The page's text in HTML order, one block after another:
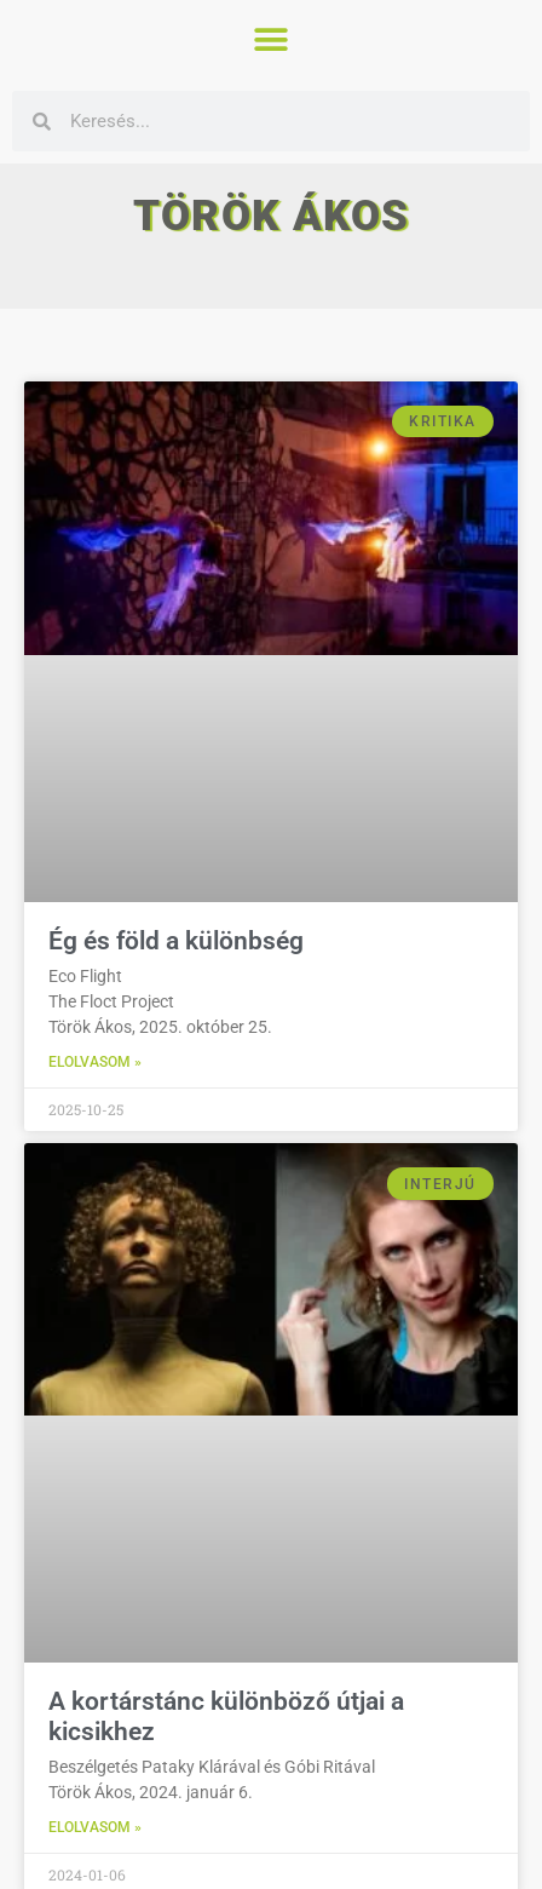
TÖRÖK ÁKOS
KRITIKA
Ég és föld a különbség
Eco Flight
The Floct Project
Török Ákos, 2025. október 25.
ELOLVASOM »
2025-10-25
INTERJÚ
A kortárstánc különböző útjai a
kicsikhez
Beszélgetés Pataky Klárával és Góbi Ritával
Török Ákos, 2024. január 6.
ELOLVASOM »
2024-01-06